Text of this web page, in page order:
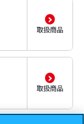
取扱商品
取扱商品